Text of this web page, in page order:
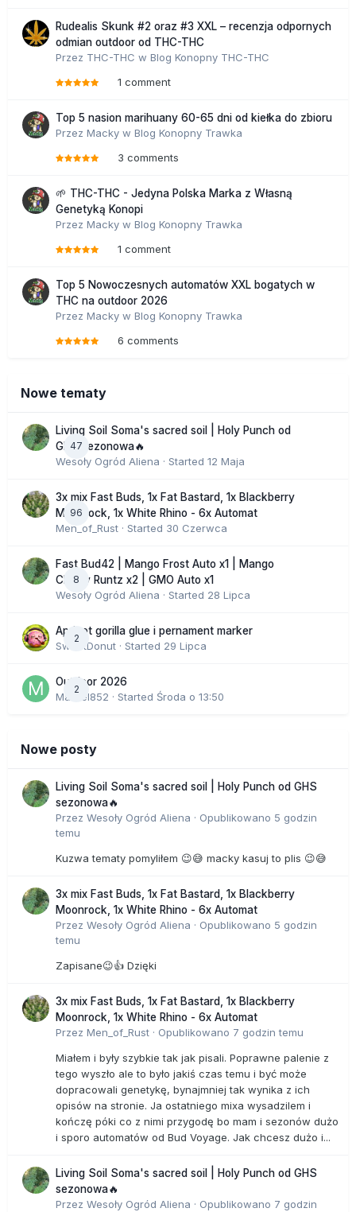
Rudealis Skunk #2 oraz #3 XXL – recenzja odpornych
odmian outdoor od THC-THC
Przez THC-THC w Blog Konopny THC-THC
1 comment
Top 5 nasion marihuany 60-65 dni od kiełka do zbioru
Przez Macky w Blog Konopny Trawka
3 comments
🌱 THC-THC - Jedyna Polska Marka z Własną
Genetyką Konopi
Przez Macky w Blog Konopny Trawka
1 comment
Top 5 Nowoczesnych automatów XXL bogatych w
THC na outdoor 2026
Przez Macky w Blog Konopny Trawka
6 comments
Nowe tematy
47
Living Soil Soma's sacred soil | Holy Punch od
GHS sezonowa🔥
Wesoły Ogród Aliena · Started 12 Maja
96
3x mix Fast Buds, 1x Fat Bastard, 1x Blackberry
Moonrock, 1x White Rhino - 6x Automat
Men_of_Rust · Started 30 Czerwca
8
Fast Bud42 | Mango Frost Auto x1 | Mango
Cherry Runtz x2 | GMO Auto x1
Wesoły Ogród Aliena · Started 28 Lipca
2
Apricot gorilla glue i pernament marker
SweetDonut · Started 29 Lipca
2
Outdoor 2026
Marcel852 · Started Środa o 13:50
Nowe posty
Living Soil Soma's sacred soil | Holy Punch od GHS
sezonowa🔥
Przez Wesoły Ogród Aliena · Opublikowano 5 godzin
temu
Kuzwa tematy pomyliłem 😉😅 macky kasuj to plis 😉😅
3x mix Fast Buds, 1x Fat Bastard, 1x Blackberry
Moonrock, 1x White Rhino - 6x Automat
Przez Wesoły Ogród Aliena · Opublikowano 5 godzin
temu
Zapisane😉👍 Dzięki
3x mix Fast Buds, 1x Fat Bastard, 1x Blackberry
Moonrock, 1x White Rhino - 6x Automat
Przez Men_of_Rust · Opublikowano 7 godzin temu
Miałem i były szybkie tak jak pisali. Poprawne palenie z
tego wyszło ale to było jakiś czas temu i być może
dopracowali genetykę, bynajmniej tak wynika z ich
opisów na stronie. Ja ostatniego mixa wysadzilem i
kończę póki co z nimi przygodę bo mam i sezonów dużo
i sporo automatów od Bud Voyage. Jak chcesz dużo i...
Living Soil Soma's sacred soil | Holy Punch od GHS
sezonowa🔥
Przez Wesoły Ogród Aliena · Opublikowano 7 godzin